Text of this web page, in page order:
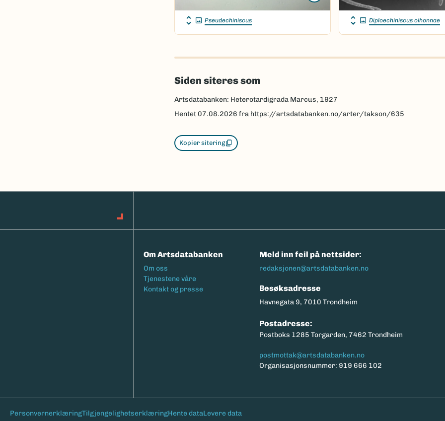
Pseudechiniscus Diploechiniscus oihonnae
Siden siteres som
Artsdatabanken: Heterotardigrada Marcus, 1927
Hentet 07.08.2026 fra https://artsdatabanken.no/arter/takson/635
Kopier sitering
Om Artsdatabanken
Footermeny
Om oss
Tjenestene våre
Kontakt og presse
Meld inn feil på nettsider:
redaksjonen@artsdatabanken.no
Besøksadresse
Havnegata 9, 7010 Trondheim
Postadresse:
Postboks 1285 Torgarden, 7462 Trondheim
postmottak@artsdatabanken.no
Organisasjonsnummer: 919 666 102
Bunntekst
PersonvernerklæringTilgjengelighetserklæringHente dataLevere data